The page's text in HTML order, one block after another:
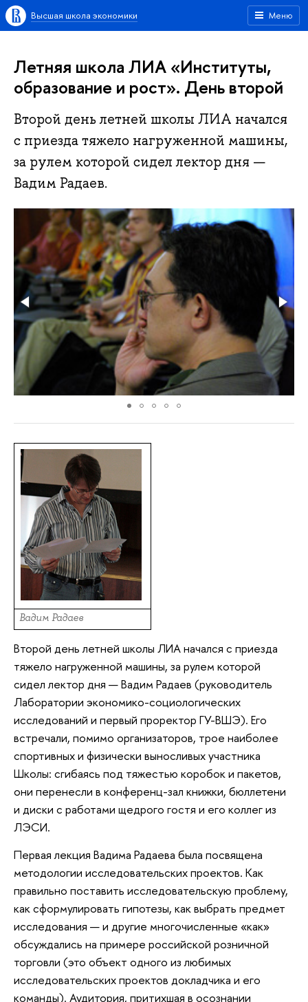
Меню
Высшая школа экономики
Летняя школа ЛИА «Институты,
образование и рост». День второй
Второй день летней школы ЛИА начался
с приезда тяжело нагруженной машины,
за рулем которой сидел лектор дня —
Вадим Радаев.
Вадим Радаев
Второй день летней школы ЛИА начался с приезда
тяжело нагруженной машины, за рулем которой
сидел лектор дня — Вадим Радаев (руководитель
Лаборатории экономико-социологических
исследований и первый проректор ГУ-ВШЭ). Его
встречали, помимо организаторов, трое наиболее
спортивных и физически выносливых участника
Школы: сгибаясь под тяжестью коробок и пакетов,
они перенесли в конференц-зал книжки, бюллетени
и диски с работами щедрого гостя и его коллег из
ЛЭСИ.
Первая лекция Вадима Радаева была посвящена
методологии исследовательских проектов. Как
правильно поставить исследовательскую проблему,
как сформулировать гипотезы, как выбрать предмет
исследования — и другие многочисленные «как»
обсуждались на примере российской розничной
торговли (это объект одного из любимых
исследовательских проектов докладчика и его
команды). Аудитория, притихшая в осознании